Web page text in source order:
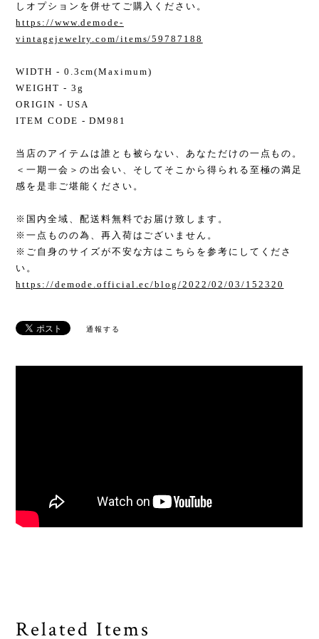
しオプションを併せてご購入ください。
https://www.demode-
vintagejewelry.com/items/59787188
WIDTH - 0.3cm(Maximum)
WEIGHT - 3g
ORIGIN - USA
ITEM CODE - DM981
当店のアイテムは誰とも被らない、あなただけの一点もの。
＜一期一会＞の出会い、そしてそこから得られる至極の満足
感を是非ご堪能ください。
※国内全域、配送料無料でお届け致します。
※一点ものの為、再入荷はございません。
※ご自身のサイズが不安な方はこちらを参考にしてくださ
い。
https://demode.official.ec/blog/2022/02/03/152320
通報する
Related Items